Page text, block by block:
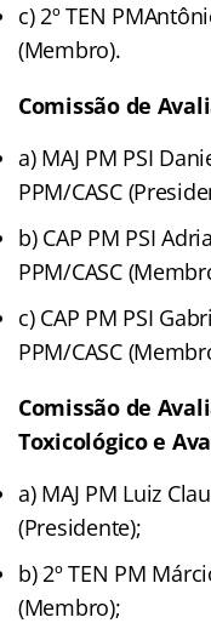
c) 2º TEN
(Membro).
Comissão de
a) MAJ PM PSI
PPM/CASC
b) CAP PM PSI
PPM/CASC
c) CAP PM PSI
PPM/CASC
Comissão de
Toxicológico e
a) MAJ PM Luiz
(Presidente);
b) 2º TEN PM
(Membro);